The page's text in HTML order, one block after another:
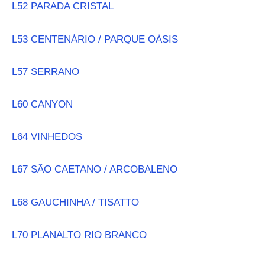
L52 PARADA CRISTAL
L53 CENTENÁRIO / PARQUE OÁSIS
L57 SERRANO
L60 CANYON
L64 VINHEDOS
L67 SÃO CAETANO / ARCOBALENO
L68 GAUCHINHA / TISATTO
L70 PLANALTO RIO BRANCO